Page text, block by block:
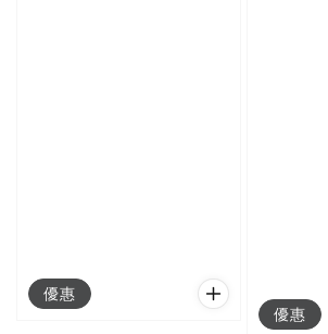
優惠
優惠